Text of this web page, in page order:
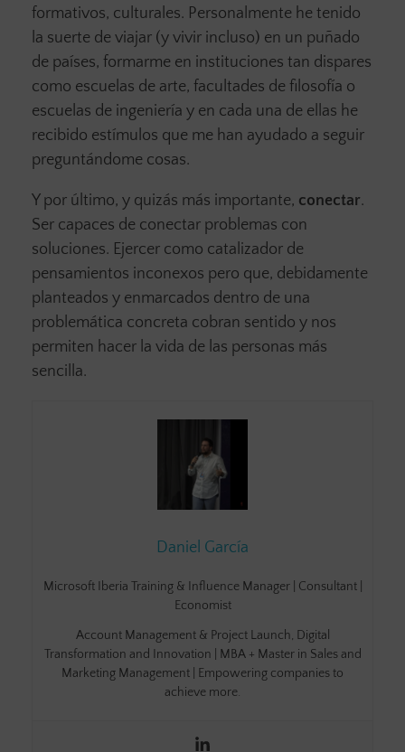
formativos, culturales. Personalmente he tenido
la suerte de viajar (y vivir incluso) en un puñado
de países, formarme en instituciones tan dispares
como escuelas de arte, facultades de filosofía o
escuelas de ingeniería y en cada una de ellas he
recibido estímulos que me han ayudado a seguir
preguntándome cosas.
Y por último, y quizás más importante, conectar.
Ser capaces de conectar problemas con
soluciones. Ejercer como catalizador de
pensamientos inconexos pero que, debidamente
planteados y enmarcados dentro de una
problemática concreta cobran sentido y nos
permiten hacer la vida de las personas más
sencilla.
Daniel García
Microsoft Iberia Training & Influence Manager | Consultant |
Economist
Account Management & Project Launch, Digital
Transformation and Innovation | MBA + Master in Sales and
Marketing Management | Empowering companies to
achieve more.